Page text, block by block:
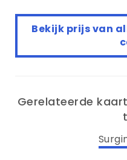
Bekijk prijs van
Gerelateerde